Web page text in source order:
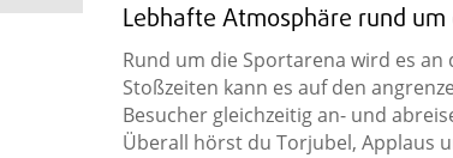
Lebhafte Atmosphäre rund um
Rund um die Sportarena wird es
Stoßzeiten kann es auf den
Besucher gleichzeitig an- und
Überall hörst du Torjubel, Applaus